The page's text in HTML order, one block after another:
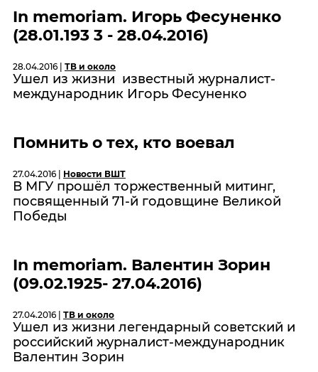
In memoriam. Игорь Фесуненко
(28.01.193 3 - 28.04.2016)
28.04.2016 | ТВ и около
Ушел из жизни известный журналист-
международник Игорь Фесуненко
Помнить о тех, кто воевал
27.04.2016 | Новости ВШТ
В МГУ прошёл торжественный митинг,
посвященный 71-й годовщине Великой
Победы
In memoriam. Валентин Зорин
(09.02.1925- 27.04.2016)
27.04.2016 | ТВ и около
Ушел из жизни легендарный советский и
российский журналист-международник
Валентин Зорин